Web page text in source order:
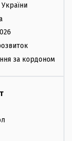
за кордоном